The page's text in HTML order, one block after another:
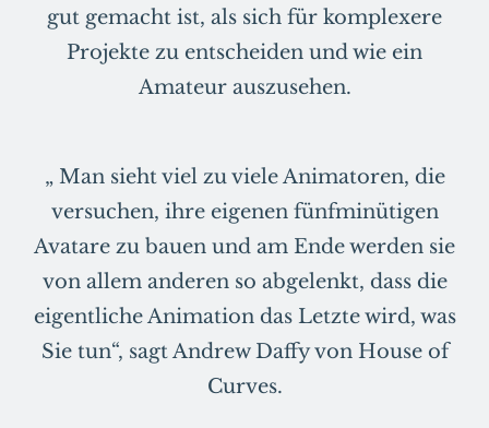
gut gemacht ist, als sich für komplexere
Projekte zu entscheiden und wie ein
Amateur auszusehen.
„ Man sieht viel zu viele Animatoren, die
versuchen, ihre eigenen fünfminütigen
Avatare zu bauen und am Ende werden sie
von allem anderen so abgelenkt, dass die
eigentliche Animation das Letzte wird, was
Sie tun“, sagt Andrew Daffy von House of
Curves.